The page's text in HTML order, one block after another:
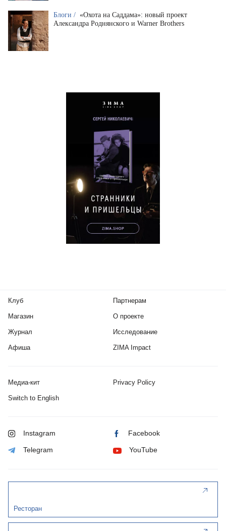
Блоги / «Охота на Саддама»: новый проект
Александра Роднянского и Warner Brothers
Клуб
Магазин
Журнал
Афиша
Партнерам
О проекте
Исследование
ZIMA Impact
Медиа-кит Privacy Policy
Switch to English
Instagram Facebook
Telegram YouTube
Ресторан